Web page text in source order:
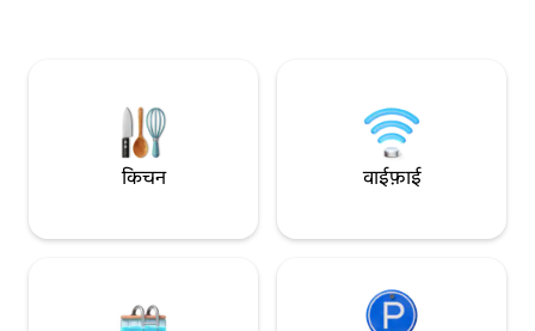
किचन वाईफ़ाई